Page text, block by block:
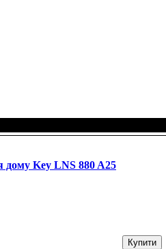
дому Key LNS 880 A25
Купити